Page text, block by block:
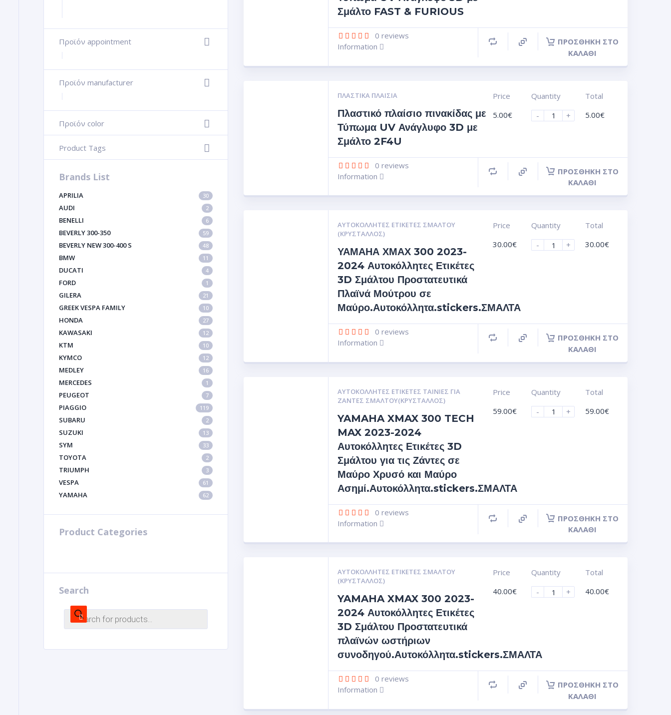
Προϊόν appointment
+
Προϊόν manufacturer
+
Προϊόν color
-
Product Tags
-
Brands List
APRILIA 30
AUDI 2
BENELLI 6
BEVERLY 300-350 59
BEVERLY NEW 300-400 S 48
BMW 11
DUCATI 4
FORD 1
GILERA 21
GREEK VESPA FAMILY 10
HONDA 27
KAWASAKI 12
KTM 10
KYMCO 12
MEDLEY 16
MERCEDES 1
PEUGEOT 7
PIAGGIO 119
SUBARU 2
SUZUKI 13
SYM 33
TOYOTA 2
TRIUMPH 3
VESPA 61
YAMAHA 62
Product Categories
Search
Σμάλτο FAST & FURIOUS
0 reviews
Information
ΠΡΟΣΘΉΚΗ ΣΤΟ
ΚΑΛΆΘΙ
ΠΛΑΣΤΙΚΆ ΠΛΑΊΣΙΑ
Πλαστικό πλαίσιο πινακίδας με
Τύπωμα UV Ανάγλυφο 3D με
Σμάλτο 2F4U
Price
5.00€
Quantity
-
+
Total
5.00€
0 reviews
Information
ΠΡΟΣΘΉΚΗ ΣΤΟ
ΚΑΛΆΘΙ
ΑΥΤΟΚΌΛΛΗΤΕΣ ΕΤΙΚΈΤΕΣ ΣΜΆΛΤΟΥ
(ΚΡΥΣΤΑΛΛΟΣ)
ΥΑΜΑΗΑ ΧΜΑΧ 300 2023-
2024 Αυτοκόλλητες Ετικέτες
3D Σμάλτου Προστατευτικά
Πλαϊνά Μούτρου σε
Μαύρο.Αυτοκόλλητα.stickers.ΣΜΑΛΤΑ
Price
30.00€
Quantity
-
+
Total
30.00€
0 reviews
Information
ΠΡΟΣΘΉΚΗ ΣΤΟ
ΚΑΛΆΘΙ
ΑΥΤΟΚΌΛΛΗΤΕΣ ΕΤΙΚΈΤΕΣ ΤΑΙΝΊΕΣ ΓΙΑ
ΖΆΝΤΕΣ ΣΜΆΛΤΟΥ(ΚΡΎΣΤΑΛΛΟΣ)
YAMAHA XMAX 300 TECH
MAX 2023-2024
Αυτοκόλλητες Ετικέτες 3D
Σμάλτου για τις Ζάντες σε
Μαύρο Χρυσό και Μαύρο
Ασημί.Αυτοκόλλητα.stickers.ΣΜΑΛΤΑ
Price
59.00€
Quantity
-
+
Total
59.00€
0 reviews
Information
ΠΡΟΣΘΉΚΗ ΣΤΟ
ΚΑΛΆΘΙ
ΑΥΤΟΚΌΛΛΗΤΕΣ ΕΤΙΚΈΤΕΣ ΣΜΆΛΤΟΥ
(ΚΡΥΣΤΑΛΛΟΣ)
YAMAHA XMAX 300 2023-
2024 Αυτοκόλλητες Ετικέτες
3D Σμάλτου Προστατευτικά
πλαϊνών ωστήριων
συνοδηγού.Αυτοκόλλητα.stickers.ΣΜΑΛΤΑ
Price
40.00€
Quantity
-
+
Total
40.00€
0 reviews
Information
ΠΡΟΣΘΉΚΗ ΣΤΟ
ΚΑΛΆΘΙ